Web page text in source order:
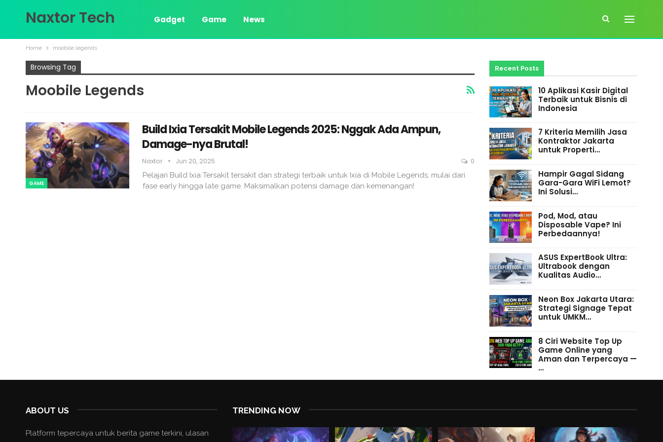
Naxtor Tech Gadget Game News
Home moobile legends
Browsing Tag
Moobile Legends
GAME
Build Ixia Tersakit Mobile Legends 2025: Nggak Ada Ampun,
Damage-nya Brutal!
Naxtor Jun 20, 2025 0
Pelajari Build Ixia Tersakit tersakit dan strategi terbaik untuk Ixia di Mobile Legends, mulai dari
fase early hingga late game. Maksimalkan potensi damage dan kemenangan!
Recent Posts
10 Aplikasi Kasir Digital
Terbaik untuk Bisnis di
Indonesia
7 Kriteria Memilih Jasa
Kontraktor Jakarta
untuk Properti…
Hampir Gagal Sidang
Gara-Gara WiFi Lemot?
Ini Solusi…
Pod, Mod, atau
Disposable Vape? Ini
Perbedaannya!
ASUS ExpertBook Ultra:
Ultrabook dengan
Kualitas Audio…
Neon Box Jakarta Utara:
Strategi Signage Tepat
untuk UMKM…
8 Ciri Website Top Up
Game Online yang
Aman dan Terpercaya —
…
ABOUT US
Platform tepercaya untuk berita game terkini, ulasan
TRENDING NOW